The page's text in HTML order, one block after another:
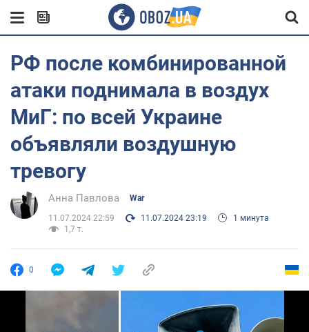
РФ после комбинированной
атаки поднимала в воздух
МиГ: по всей Украине
объявляли воздушную
тревогу
Анна Павлова War
11.07.2024 22:59 11.07.2024 23:19
1 минута
1,7 т.
0